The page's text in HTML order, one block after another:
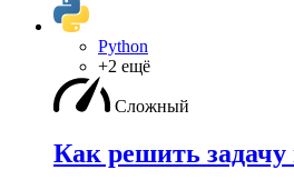
Python
+2 ещё
Сложный
Как решить задачу